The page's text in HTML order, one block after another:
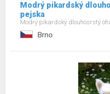
Modrý pikardský
pejska
Modrý pikardský dlouhosrstý
Brno